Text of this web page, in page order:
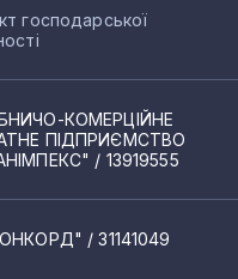
господарської
КОМЕРЦІЙНЕ
ПІДПРИЄМСТВО
/ 13919555
/ 31141049